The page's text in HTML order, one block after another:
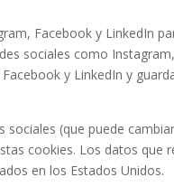
Facebook y LinkedIn
sociales como
y LinkedIn y
(que puede
cookies. Los datos que
en los Estados Unidos.